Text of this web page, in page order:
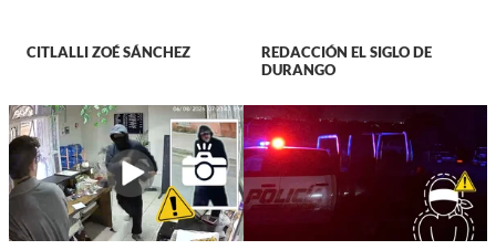
CITLALLI ZOÉ SÁNCHEZ
REDACCIÓN EL SIGLO DE
DURANGO